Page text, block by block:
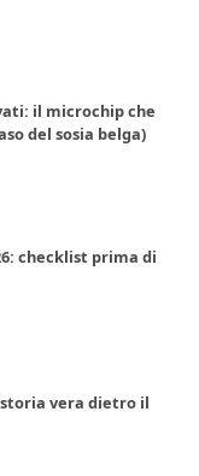
il microchip che
del sosia belga)
checklist prima di
vera dietro il